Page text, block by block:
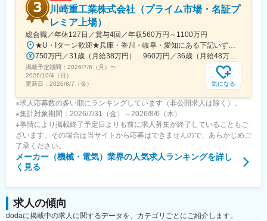
川崎重工業株式会社（プライム市場・名証プ
レミア上場）
総合職／年休127日／賞与4回／年収560万円～1100万円
★U・Iターン歓迎★兵庫・香川・岐阜・愛知にある下記いずれかの事業所・神戸工場／兵庫県神戸市中央区・西神工場／兵庫県神戸市西区・西神戸工場／兵庫県神戸市西区・明石工場／兵庫県明石市・播磨工場／兵庫県加古郡・岐阜工場／岐阜県各務原市・名古屋第一工場／愛知県弥富市・名古屋第二工場／愛知県海部郡・坂出工場／香川県坂出市・神戸本社／兵庫県神戸市中央区・東京本社／東京都港区 など※受動喫煙対策実施
750万円／31歳（月給38万円） 960万円／36歳（月給48万円）
掲載予定期間： 2026/7/6（月） 〜
2026/10/4（日）
更新日： 2026/8/7（金） 気になる
※求人応募数の多い順にランキングしています（非公開求人は除く）。
※集計対象期間：2026/7/31（金）～2026/8/6（木）
※事情により掲載終了予定日よりも前に求人募集が終了していることもご
ざいます。その場合は当サイトから応募はできませんので、あらかじめご
了承ください。
メーカー（機械・電気）業界の人気求人ランキングを詳し
く見る
求人の傾向
dodaに掲載中の求人に関するデータを、カテゴリごとにご紹介します。